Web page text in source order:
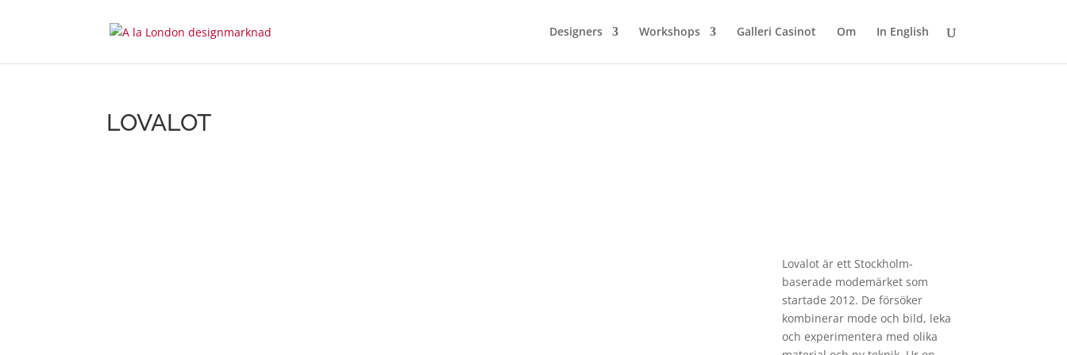
Designers Workshops Galleri Casinot Om In English
LOVALOT
Lovalot är ett Stockholm-
baserade modemärket som
startade 2012. De försöker
kombinerar mode och bild, leka
och experimentera med olika